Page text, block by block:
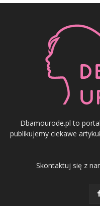
Dbamourode.pl to
publikujemy ciekawe
Skontaktuj się z